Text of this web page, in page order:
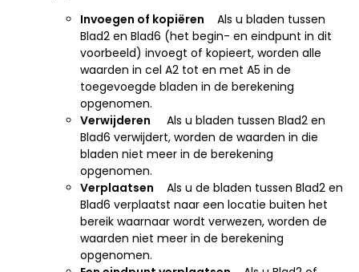
Invoegen of kopiëren Als u bladen tussen
Blad2 en Blad6 (het begin- en eindpunt in dit
voorbeeld) invoegt of kopieert, worden alle
waarden in cel A2 tot en met A5 in de
toegevoegde bladen in de berekening
opgenomen.
Verwijderen Als u bladen tussen Blad2 en
Blad6 verwijdert, worden de waarden in die
bladen niet meer in de berekening
opgenomen.
Verplaatsen Als u de bladen tussen Blad2 en
Blad6 verplaatst naar een locatie buiten het
bereik waarnaar wordt verwezen, worden de
waarden niet meer in de berekening
opgenomen.